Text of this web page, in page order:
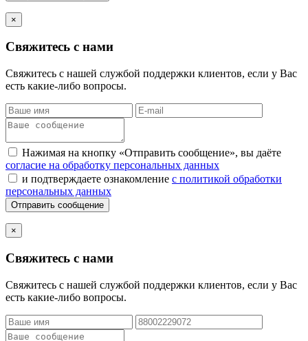
×
Свяжитесь с нами
Свяжитесь с нашей службой поддержки клиентов, если у Вас
есть какие-либо вопросы.
Нажимая на кнопку «Отправить сообщение», вы даёте
согласие на обработку персональных данных
и подтверждаете ознакомление с политикой обработки
персональных данных
Отправить сообщение
×
Свяжитесь с нами
Свяжитесь с нашей службой поддержки клиентов, если у Вас
есть какие-либо вопросы.